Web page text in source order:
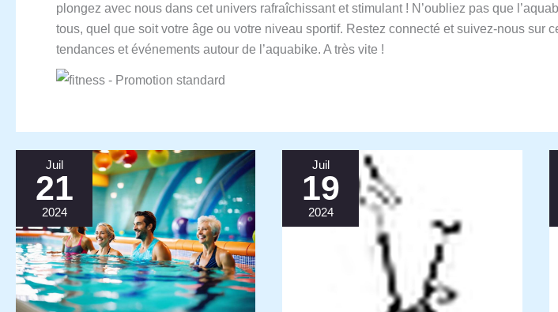
plongez avec nous dans cet univers rafraîchissant et stimulant ! N’oubliez pas que
tous, quel que soit votre âge ou votre niveau sportif. Restez connecté et suivez-nous sur
tendances et événements autour de l’aquabike. A très vite !
Juil
21
2024
Juil
19
2024